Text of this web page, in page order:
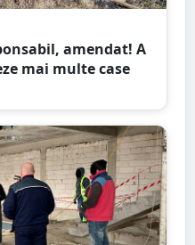
amendat! A
mai multe case